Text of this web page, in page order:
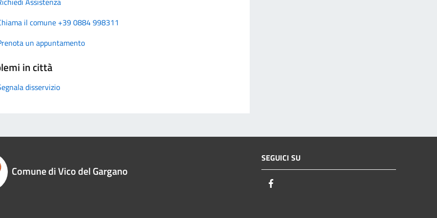
il comune +39 0884 998311
un appuntamento
in città
disservizio
Comune di Vico del Gargano
SEGUICI SU